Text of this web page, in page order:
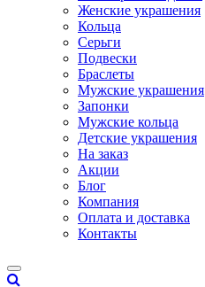
Женские украшения
Кольца
Серьги
Подвески
Браслеты
Мужские украшения
Запонки
Мужские кольца
Детские украшения
На заказ
Акции
Блог
Компания
Оплата и доставка
Контакты